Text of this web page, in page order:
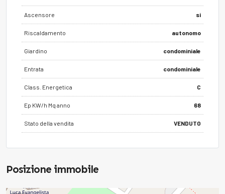
Posizione immobile
Ascensore si
Riscaldamento autonomo
Giardino condominiale
Entrata condominiale
Class. Energetica C
Ep KW/h Mq anno 68
Stato della vendita VENDUTO